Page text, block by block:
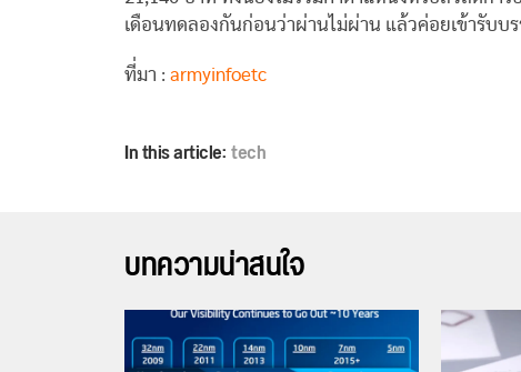
เดือนทดลองกันก่อนว่าผ่านไม่ผ่าน แล้วค่อยเข้ารับบร
ที่มา : armyinfoetc
In this article:tech
บทความน่าสนใจ